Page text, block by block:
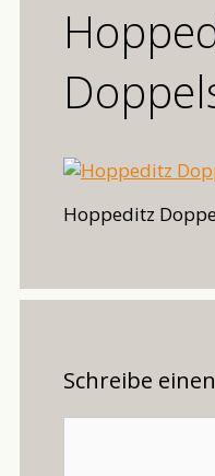
Hoppeditz
Schreibe